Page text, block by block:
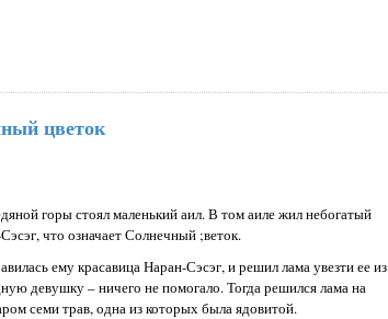
цветок
горы стоял маленький аил. В том аиле жил небогатый
что означает Солнечный ;веток.
ему красавица Наран-Сэсэг, и решил лама увезти ее из
девушку – ничего не помогало. Тогда решился лама на
семи трав, одна из которых была ядовитой.